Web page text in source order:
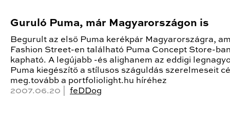
Guruló Puma, már Magyarországon is
Begurult az első Puma kerékpár Magyarországra,
Fashion Street-en található Puma Concept Store-
kapható. A legújabb -és alighanem az eddigi
Puma kiegészítő a stílusos száguldás szerelmeseit
meg.tovább a portfoliolight.hu híréhez
2007.06.20 | feDDog